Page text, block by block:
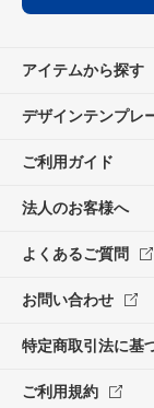
アイテムから探す
デザインテンプレ
ご利用ガイド
法人のお客様へ
よくあるご質問
お問い合わせ
特定商取引法に基
ご利用規約